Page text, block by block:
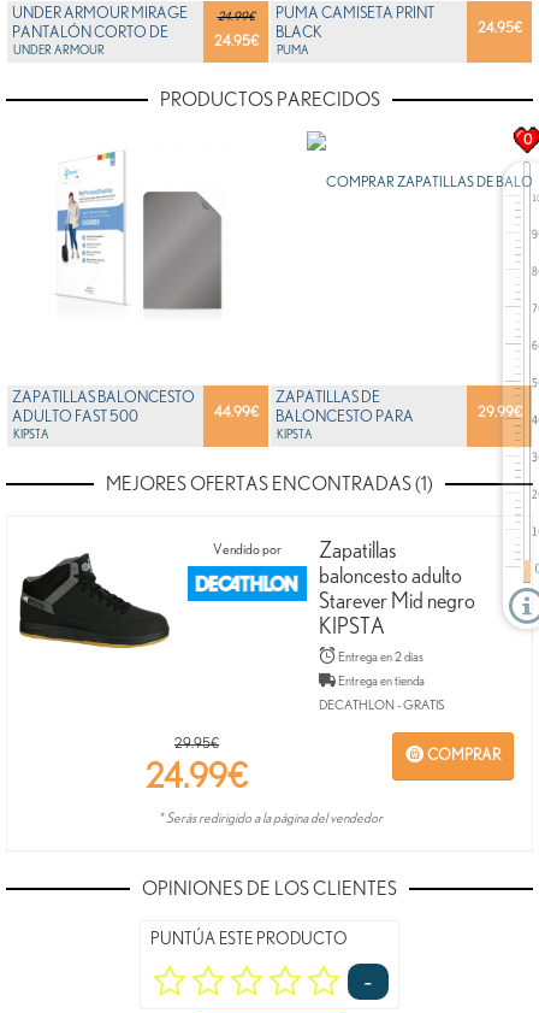
24.99€
24.95€
UNDER ARMOUR MIRAGE
PANTALÓN CORTO DE
DEPORTE MIDNIGHT
UNDER ARMOUR
24.95€
PUMA CAMISETA PRINT
BLACK
PUMA
PRODUCTOS PARECIDOS
44.99€
ZAPATILLAS BALONCESTO
ADULTO FAST 500
AZUL/BLANCO/ROJO
KIPSTA
29.99€
ZAPATILLAS DE
BALONCESTO PARA
ADULTO STRONG 300 II
KIPSTA
MEJORES OFERTAS ENCONTRADAS (1)
Vendido por
Zapatillas
baloncesto adulto
Starever Mid negro
KIPSTA
Entrega en 2 días
Entrega en tienda
DECATHLON - GRATIS
COMPRAR
29.95€
24.99€
* Serás redirigido a la página del vendedor
OPINIONES DE LOS CLIENTES
PUNTÚA ESTE PRODUCTO
-
0